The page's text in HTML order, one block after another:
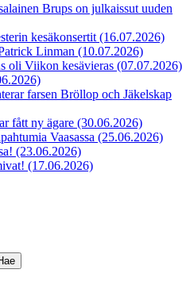
Brups on julkaissut uuden
kesäkonsertit (16.07.2026)
Linman (10.07.2026)
oli Viikon kesävieras (07.07.2026)
farsen Bröllop och Jäkelskap
fått ny ägare (30.06.2026)
Vaasassa (25.06.2026)
(23.06.2026)
(17.06.2026)